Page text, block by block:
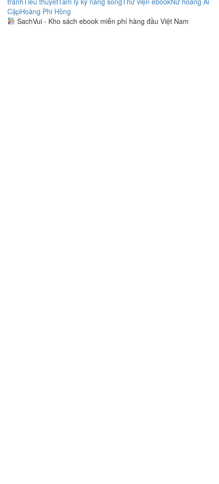
CậpHoàng Phi Hồng
SachVui - Kho sách ebook miễn phí hàng đầu Việt Nam